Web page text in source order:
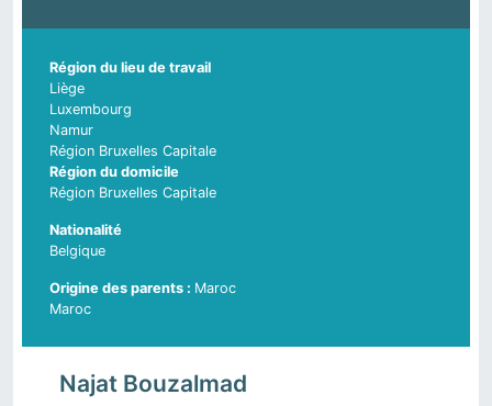
Région du lieu de travail
Liège
Luxembourg
Namur
Région Bruxelles Capitale
Région du domicile
Région Bruxelles Capitale
Nationalité
Belgique
Maroc
Pays d'origine du parent 2
Maroc
Najat Bouzalmad